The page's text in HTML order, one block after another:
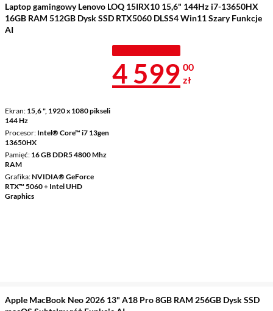
Laptop gamingowy Lenovo LOQ 15IRX10 15,6" 144Hz i7-13650HX
16GB RAM 512GB Dysk SSD RTX5060 DLSS4 Win11 Szary Funkcje
AI
Ekran 15,6 ", 1920 x 1080 pikseli
144 Hz
Procesor Intel® Core™ i7 13gen
13650HX
Pamięć 16 GB DDR5 4800 Mhz
RAM
Grafika NVIDIA® GeForce
RTX™ 5060 + Intel UHD
Graphics
Cena 4 599 zł
4 599 00
zł
Apple MacBook Neo 2026 13" A18 Pro 8GB RAM 256GB Dysk SSD